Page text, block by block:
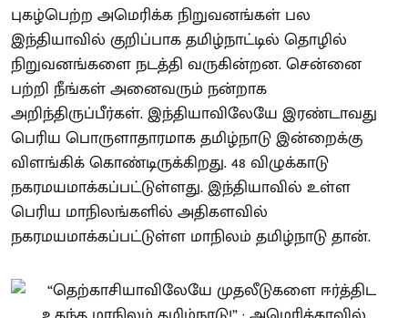
புகழ்பெற்ற அமெரிக்க நிறுவனங்கள் பல
இந்தியாவில் குறிப்பாக தமிழ்நாட்டில் தொழில்
நிறுவனங்களை நடத்தி வருகின்றன. சென்னை
பற்றி நீங்கள் அனைவரும் நன்றாக
அறிந்திருப்பீர்கள். இந்தியாவிலேயே இரண்டாவது
பெரிய பொருளாதாரமாக தமிழ்நாடு இன்றைக்கு
விளங்கிக் கொண்டிருக்கிறது. 48 விழுக்காடு
நகரமயமாக்கப்பட்டுள்ளது. இந்தியாவில் உள்ள
பெரிய மாநிலங்களில் அதிகளவில்
நகரமயமாக்கப்பட்டுள்ள மாநிலம் தமிழ்நாடு தான்.